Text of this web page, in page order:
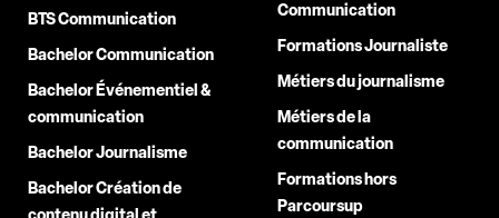
BTS Communication
Bachelor Communication
Bachelor Événementiel &
communication
Bachelor Journalisme
Bachelor Création de
Communication
Formations Journaliste
Métiers du journalisme
Métiers de la
communication
Formations hors
Parcoursup